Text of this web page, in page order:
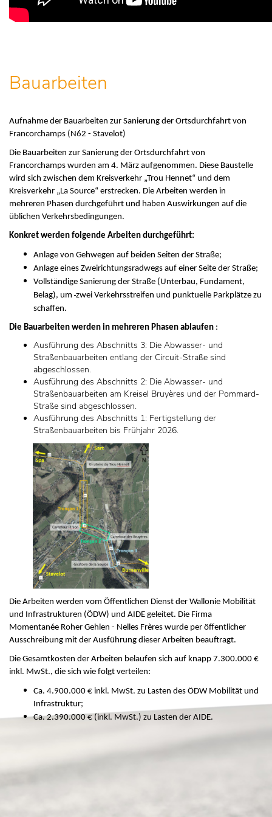
Bauarbeiten
Aufnahme der Bauarbeiten zur Sanierung der Ortsdurchfahrt von
Francorchamps (N62 - Stavelot)
Die Bauarbeiten zur Sanierung der Ortsdurchfahrt von
Francorchamps wurden am 4. März aufgenommen. Diese Baustelle
wird sich zwischen dem Kreisverkehr „Trou Hennet“ und dem
Kreisverkehr „La Source“ erstrecken. Die Arbeiten werden in
mehreren Phasen durchgeführt und haben Auswirkungen auf die
üblichen Verkehrsbedingungen.
Konkret werden folgende Arbeiten durchgeführt:
Anlage von Gehwegen auf beiden Seiten der Straße;
Anlage eines Zweirichtungsradwegs auf einer Seite der Straße;
Vollständige Sanierung der Straße (Unterbau, Fundament,
Belag), um zwei Verkehrsstreifen und punktuelle Parkplätze zu
schaffen.
Die Bauarbeiten werden in mehreren Phasen ablaufen :
Ausführung des Abschnitts 3: Die Abwasser- und
Straßenbauarbeiten entlang der Circuit-Straße sind
abgeschlossen.
Ausführung des Abschnitts 2: Die Abwasser- und
Straßenbauarbeiten am Kreisel Bruyères und der Pommard-
Straße sind abgeschlossen.
Ausführung des Abschnitts 1: Fertigstellung der
Straßenbauarbeiten bis Frühjahr 2026.
Die Arbeiten werden vom Öffentlichen Dienst der Wallonie Mobilität
und Infrastrukturen (ÖDW) und AIDE geleitet. Die Firma
Momentanée Roher Gehlen - Nelles Frères wurde per öffentlicher
Ausschreibung mit der Ausführung dieser Arbeiten beauftragt.
Die Gesamtkosten der Arbeiten belaufen sich auf knapp 7.300.000 €
inkl. MwSt., die sich wie folgt verteilen:
Ca. 4.900.000 € inkl. MwSt. zu Lasten des ÖDW Mobilität und
Infrastruktur;
Ca. 2.390.000 € (inkl. MwSt.) zu Lasten der AIDE.